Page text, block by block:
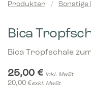
Produkter /
Bica
Bica Tropfschale
25,00 € inkl. MwSt
20,00 €exkl. MwSt